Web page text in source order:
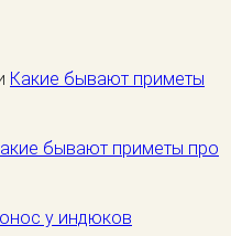
Какие бывают приметы
бывают приметы про
у индюков